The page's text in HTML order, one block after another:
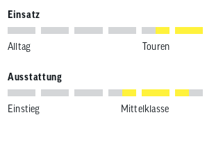
Einsatz
Alltag Touren
Ausstattung
Einstieg Mittelklasse